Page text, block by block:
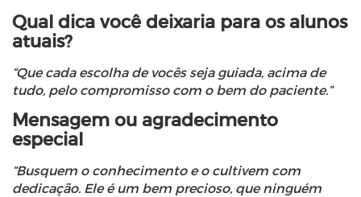
Qual dica você deixaria para os alunos
atuais?
“Que cada escolha de vocês seja guiada, acima de
tudo, pelo compromisso com o bem do paciente.”
Mensagem ou agradecimento
especial
“Busquem o conhecimento e o cultivem com
dedicação. Ele é um bem precioso, que ninguém